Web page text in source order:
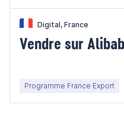
Digital, France
Vendre sur
Programme France Export